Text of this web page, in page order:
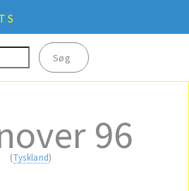
96
(Tyskland)